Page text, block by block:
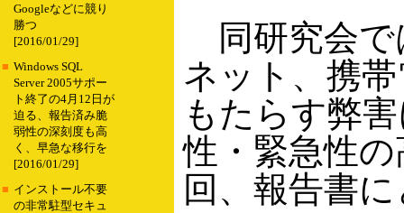
Googleなどに競り
勝つ
[2016/01/29]
■ Windows SQL
Server 2005サポー
ト終了の4月12日が
迫る、報告済み脆
弱性の深刻度も高
く、早急な移行を
[2016/01/29]
■ インストール不要
の非常駐型セキュ
同研究会で
ネット、携
もたらす弊
性・緊急性
回、報告書